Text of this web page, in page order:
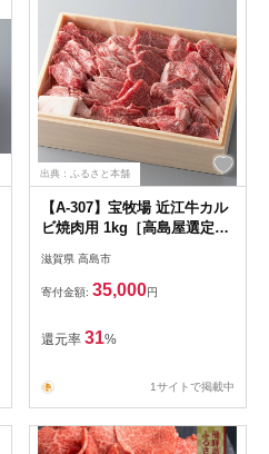
出典：ふるさと本舗
【A-307】宝牧場 近江牛カル
ビ焼肉用 1kg［高島屋選定
滋賀県 高島市
寄付金額: 35,000円
還元率 31%
1サイトで掲載中